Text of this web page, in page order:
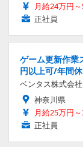
月給24万円
正社員
ゲーム更新作業
円以上可/年間
ベンタス株式会社
神奈川県
月給25万円
正社員